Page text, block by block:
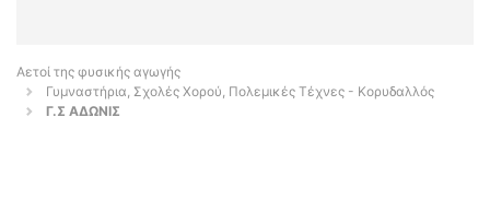
Αετοί της φυσικής αγωγής
Γυμναστήρια, Σχολές Χορού, Πολεμικές Τέχνες - Κορυδαλλός
Γ.Σ ΑΔΩΝΙΣ